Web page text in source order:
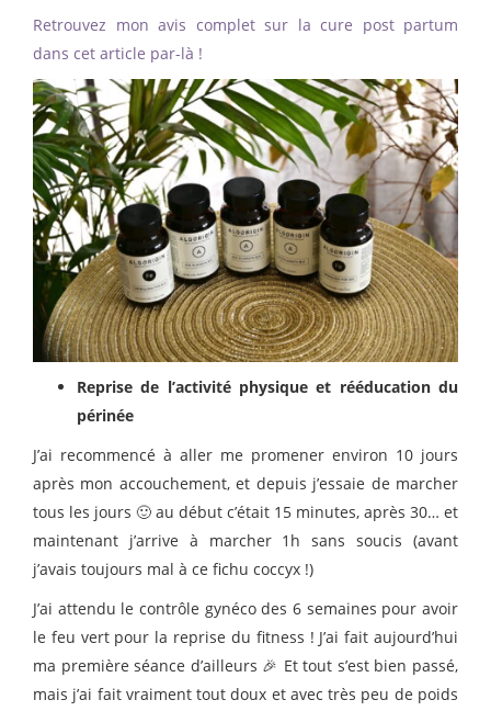
Retrouvez mon avis complet sur la cure post partum
dans cet article par-là !
Reprise de l’activité physique et rééducation du
périnée
J’ai recommencé à aller me promener environ 10 jours
après mon accouchement, et depuis j’essaie de marcher
tous les jours 🙂 au début c’était 15 minutes, après 30… et
maintenant j’arrive à marcher 1h sans soucis (avant
j’avais toujours mal à ce fichu coccyx !)
J’ai attendu le contrôle gynéco des 6 semaines pour avoir
le feu vert pour la reprise du fitness ! J’ai fait aujourd’hui
ma première séance d’ailleurs 🎉 Et tout s’est bien passé,
mais j’ai fait vraiment tout doux et avec très peu de poids